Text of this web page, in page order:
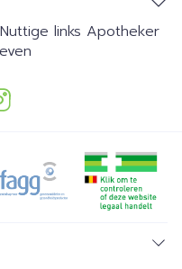
Nuttige links Apotheker